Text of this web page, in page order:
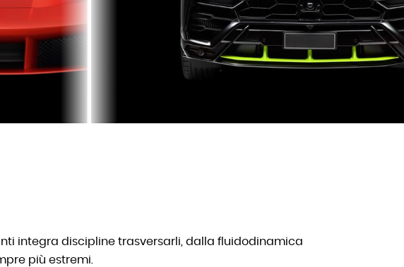
integra discipline trasversarli, dalla fluidodinamica
più estremi.